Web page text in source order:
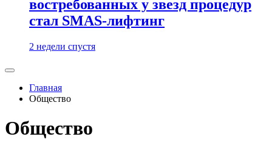
востребованных у звезд процедур
стал SMAS-лифтинг
2 недели спустя
Главная
Общество
Общество